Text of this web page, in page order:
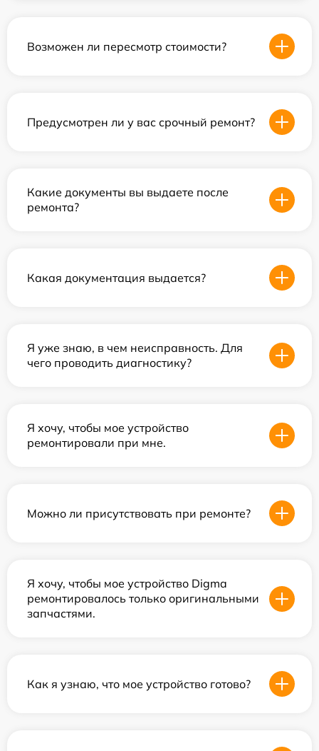
Возможен ли пересмотр стоимости?
Предусмотрен ли у вас срочный ремонт?
Какие документы вы выдаете после
ремонта?
Какая документация выдается?
Я уже знаю, в чем неисправность. Для
чего проводить диагностику?
Я хочу, чтобы мое устройство
ремонтировали при мне.
Можно ли присутствовать при ремонте?
Я хочу, чтобы мое устройство Digma
ремонтировалось только оригинальными
запчастями.
Как я узнаю, что мое устройство готово?